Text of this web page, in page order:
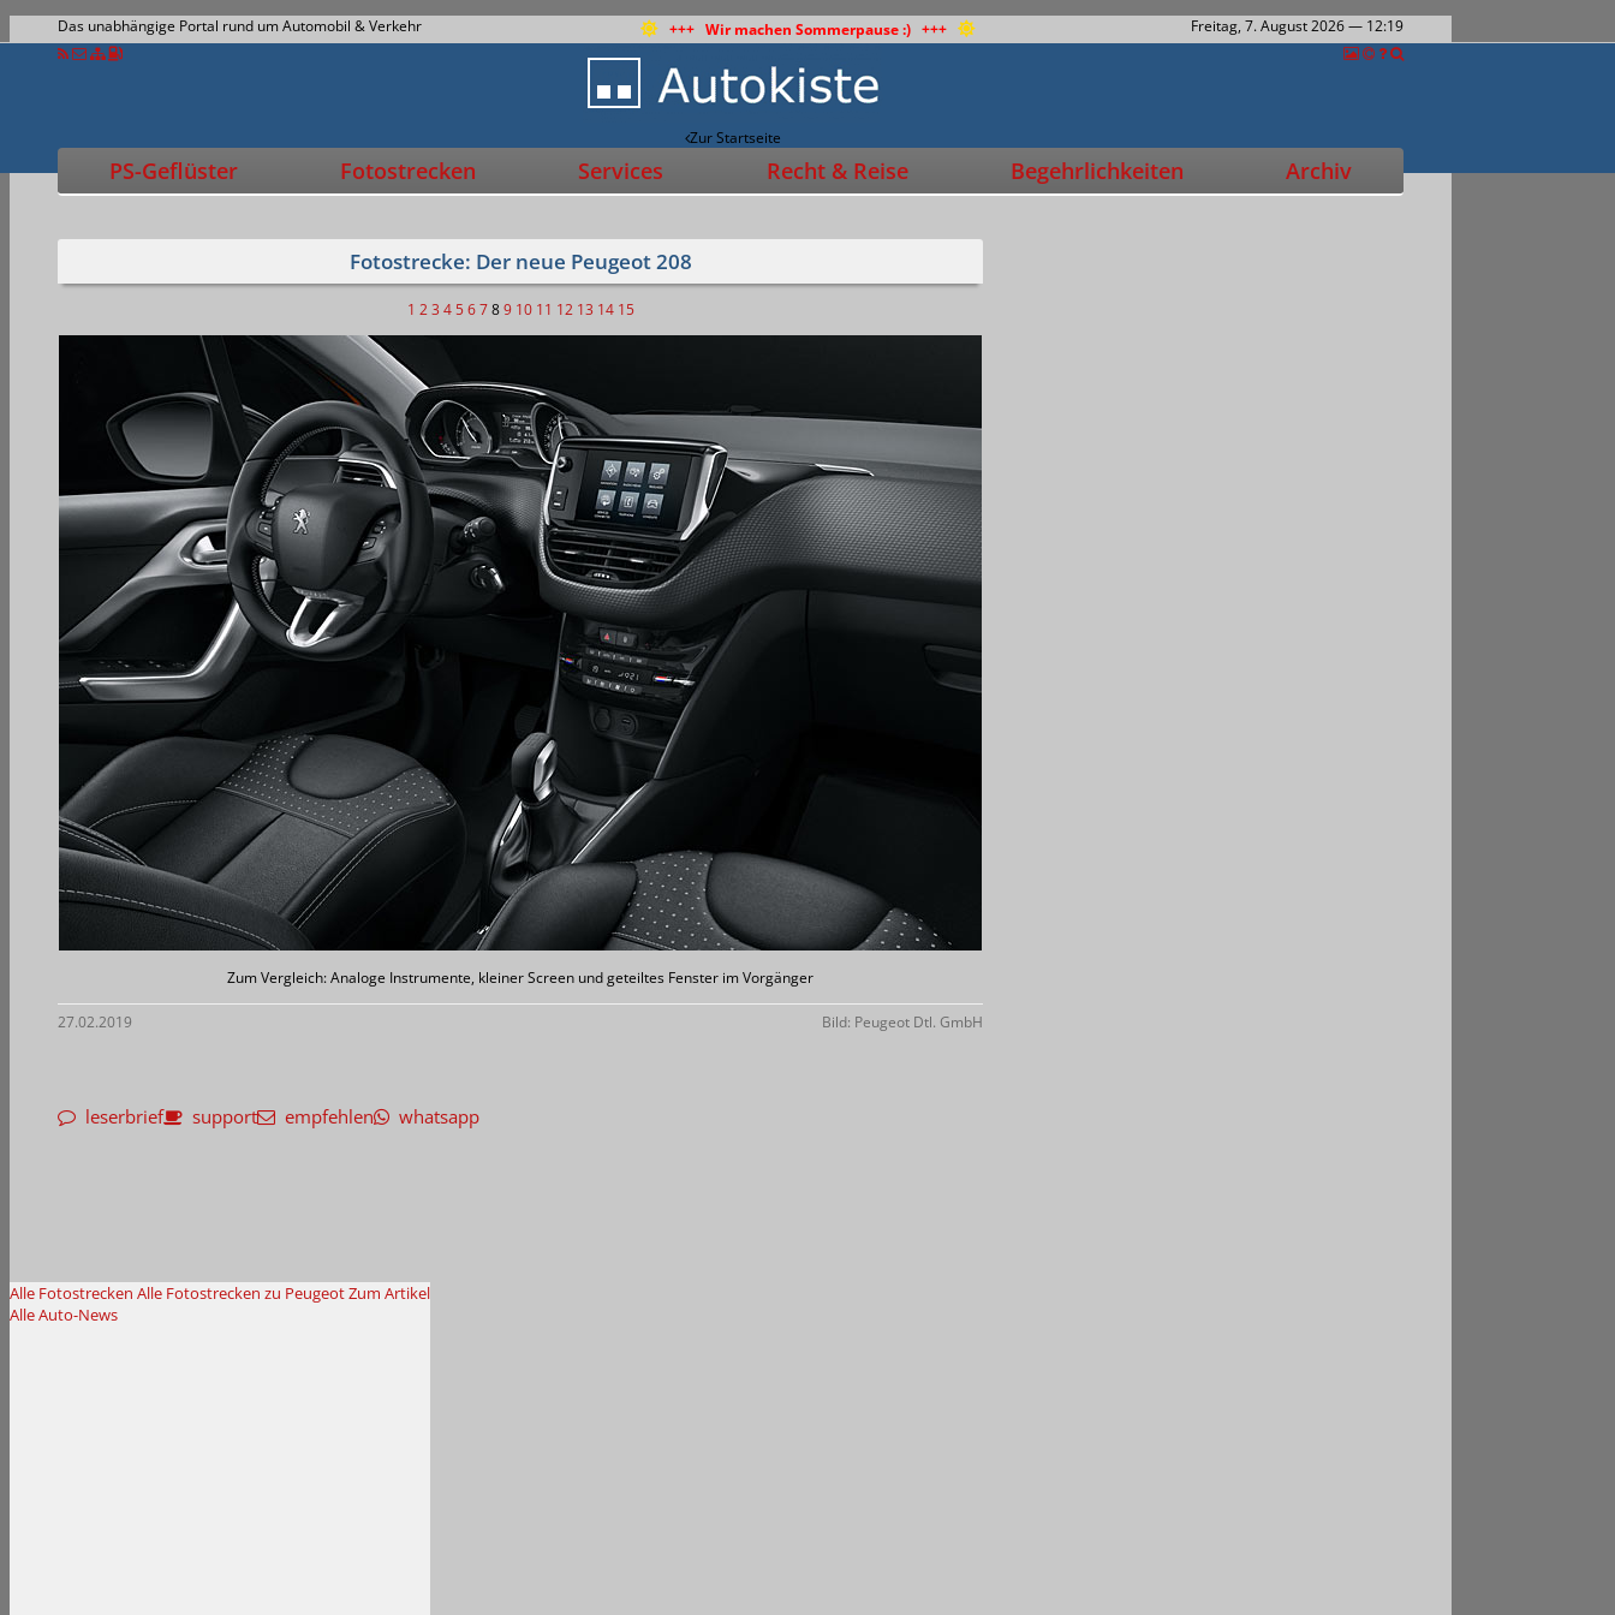
Das unabhängige Portal rund um Automobil & Verkehr +++ Wir machen Sommerpause :) +++ Freitag, 7. August 2026— 12:19
Zur Startseite
PS-Geflüster Fotostrecken Services Recht & Reise Begehrlichkeiten Archiv
Fotostrecke: Der neue Peugeot 208
1 2 3 4 5 6 7 8 9 10 11 12 13 14 15
Zum Vergleich: Analoge Instrumente, kleiner Screen und geteiltes Fenster im Vorgänger
27.02.2019 Bild: Peugeot Dtl. GmbH
leserbrief support empfehlen whatsapp
Alle Fotostrecken Alle Fotostrecken zu PeugeotZum Artikel
Alle Auto-News